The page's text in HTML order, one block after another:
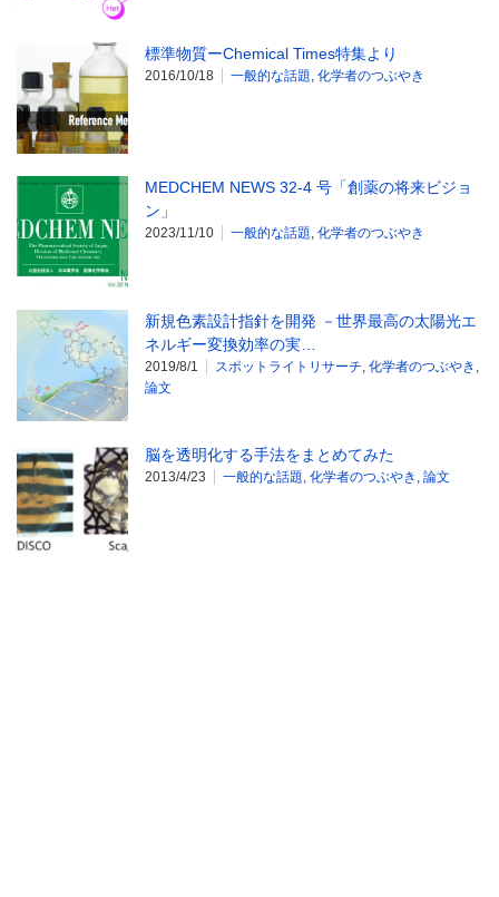
標準物質ーChemical Times特集より
2016/10/18 一般的な話題 化学者のつぶやき
MEDCHEM NEWS 32-4 号「創薬の将来ビジョ
ン」
2023/11/10 一般的な話題 化学者のつぶやき
新規色素設計指針を開発 －世界最高の太陽光エ
ネルギー変換効率の実…
2019/8/1 スポットライトリサーチ 化学者のつぶやき
論文
脳を透明化する手法をまとめてみた
2013/4/23 一般的な話題 化学者のつぶやき 論文